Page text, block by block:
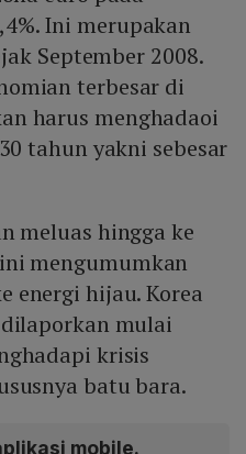
Ini merupakan
September 2008.
terbesar di
harus menghadaoi
tahun yakni sebesar
meluas hingga ke
mengumumkan
energi hijau. Korea
mulai
krisis
batu bara.
mobile.